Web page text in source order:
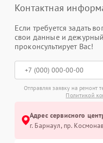
Контактная
Если требуется задать
свои данные и
проконсультирует Вас!
Отправляя заявку на ремонт
Политикой
Адрес сервисного
г. Барнаул, ​пр.